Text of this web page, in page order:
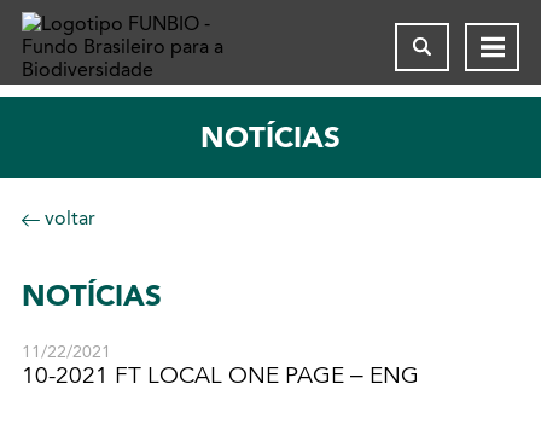
NOTÍCIAS
voltar
NOTÍCIAS
11/22/2021
10-2021 FT LOCAL ONE PAGE – ENG